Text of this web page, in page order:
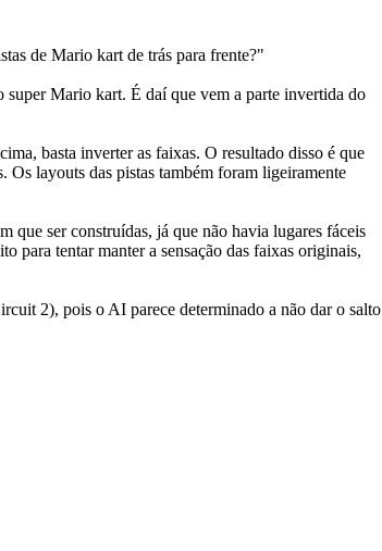
de Mario kart de trás para frente?"
super Mario kart. É daí que vem a parte invertida do
basta inverter as faixas. O resultado disso é que
Os layouts das pistas também foram ligeiramente
que ser construídas, já que não havia lugares fáceis
para tentar manter a sensação das faixas originais,
2), pois o AI parece determinado a não dar o salto